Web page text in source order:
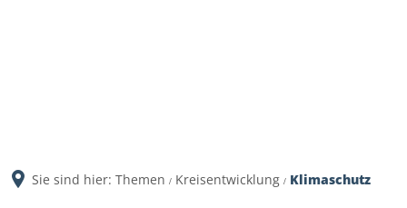
Sie sind hier: Themen Kreisentwicklung Klimaschutz